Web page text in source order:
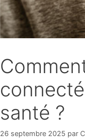
santé ?
26 septembre 2025 par